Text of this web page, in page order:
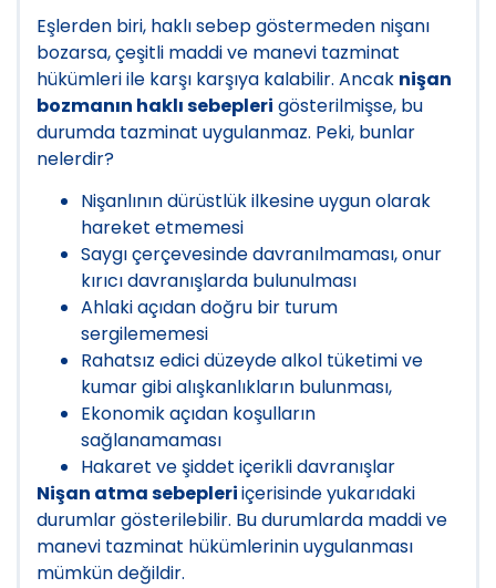
Eşlerden biri, haklı sebep göstermeden nişanı
bozarsa, çeşitli maddi ve manevi tazminat
hükümleri ile karşı karşıya kalabilir. Ancak nişan
bozmanın haklı sebepleri gösterilmişse, bu
durumda tazminat uygulanmaz. Peki, bunlar
nelerdir?
Nişanlının dürüstlük ilkesine uygun olarak
hareket etmemesi
Saygı çerçevesinde davranılmaması, onur
kırıcı davranışlarda bulunulması
Ahlaki açıdan doğru bir turum
sergilememesi
Rahatsız edici düzeyde alkol tüketimi ve
kumar gibi alışkanlıkların bulunması,
Ekonomik açıdan koşulların
sağlanamaması
Hakaret ve şiddet içerikli davranışlar
Nişan atma sebepleriiçerisinde yukarıdaki
durumlar gösterilebilir. Bu durumlarda maddi ve
manevi tazminat hükümlerinin uygulanması
mümkün değildir.